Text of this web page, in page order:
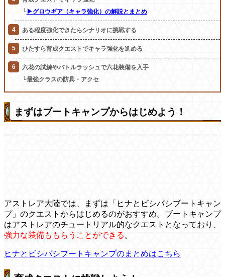
└▶グロウギア（キャラ強化）の解説とまとめ
ある程度強化できたらシナリオに挑戦する
ひたすら育成クエストでキャラ強化を進める
六花の試練やバトルラッシュで六花装備を入手
└最強クラスの防具・アクセ
まずはブートキャンプからはじめよう！
アストレア大陸では、まずは「ヒナとビシバシブートキャン
プ」のクエストからはじめるのがおすすめ。ブートキャンプ
はアストレアのチュートリアル的なクエストとなっており、
強力な装備ももらうことができる 。
ヒナとビシバシブートキャンプのまとめはこちら